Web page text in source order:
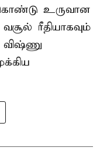
உருவான
ரீதியாகவும்
விஷ்ணு